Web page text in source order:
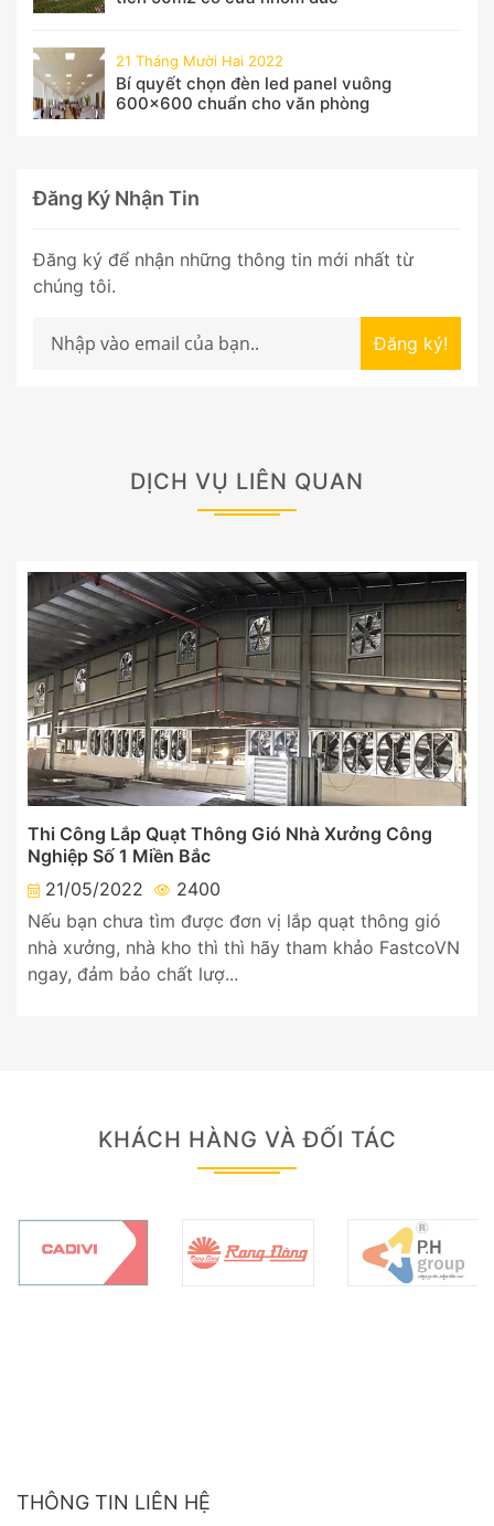
21 Tháng Mười Hai 2022
Bí quyết chọn đèn led panel vuông
600x600 chuẩn cho văn phòng
Đăng Ký Nhận Tin
Đăng ký để nhận những thông tin mới nhất từ
chúng tôi.
Đăng ký!
DỊCH VỤ LIÊN QUAN
Thi Công Lắp Quạt Thông Gió Nhà Xưởng Công
Nghiệp Số 1 Miền Bắc
21/05/2022
2400
Nếu bạn chưa tìm được đơn vị lắp quạt thông gió
nhà xưởng, nhà kho thì thì hãy tham khảo FastcoVN
ngay, đảm bảo chất lượ...
KHÁCH HÀNG VÀ ĐỐI TÁC
THÔNG TIN LIÊN HỆ